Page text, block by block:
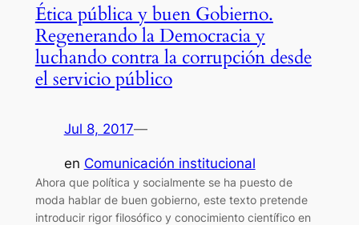
Ética pública y buen Gobierno.
Regenerando la Democracia y
luchando contra la corrupción desde
el servicio público
Jul 8, 2017—
en Comunicación institucional
Ahora que política y socialmente se ha puesto de
moda hablar de buen gobierno, este texto pretende
introducir rigor filosófico y conocimiento científico en